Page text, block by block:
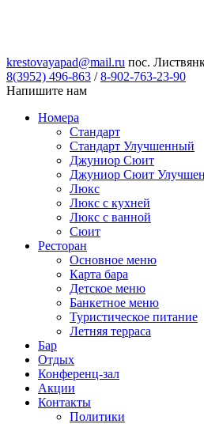
krestovayapad@mail.ru пос.
8(3952) 496-863 / 8-902-763-23-90
Напишите нам
Номера
Стандарт
Стандарт Улучшенный
Джуниор Сюит
Джуниор Сюит
Люкс
Люкс с кухней
Люкс с ванной
Сюит
Ресторан
Основное меню
Карта бара
Детское меню
Банкетное меню
Туристическое питание
Летняя терраса
Бар
Отдых
Конференц-зал
Акции
Контакты
Политики